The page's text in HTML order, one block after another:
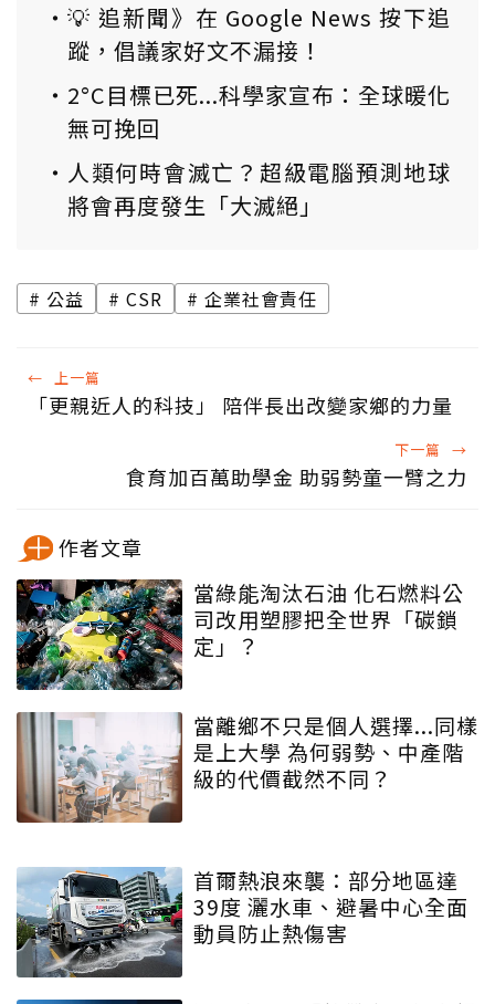
💡 追新聞》在 Google News 按下追
蹤，倡議家好文不漏接！
2°C目標已死...科學家宣布：全球暖化
無可挽回
人類何時會滅亡？超級電腦預測地球
將會再度發生「大滅絕」
公益 CSR 企業社會責任
← 上一篇
「更親近人的科技」 陪伴長出改變家鄉的力量
下一篇 →
食育加百萬助學金 助弱勢童一臂之力
作者文章
當綠能淘汰石油 化石燃料公
司改用塑膠把全世界「碳鎖
定」？
當離鄉不只是個人選擇...同樣
是上大學 為何弱勢、中產階
級的代價截然不同？
首爾熱浪來襲：部分地區達
39度 灑水車、避暑中心全面
動員防止熱傷害